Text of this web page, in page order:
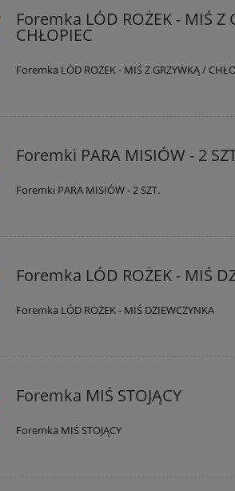
Foremka LÓD ROŻEK - MIŚ Z
CHŁOPIEC
Foremka LÓD ROŻEK - MIŚ Z GRZYWKĄ /
Foremki PARA MISIÓW - 2
Foremki PARA MISIÓW - 2 SZT.
Foremka LÓD ROŻEK - MIŚ
Foremka LÓD ROŻEK - MIŚ DZIEWCZYNKA
Foremka MIŚ STOJĄCY
Foremka MIŚ STOJĄCY